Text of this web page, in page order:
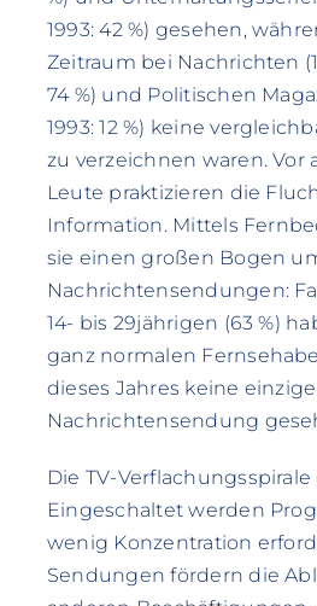
1993: 42 %) gesehen,
Zeitraum bei Nachrichten
74 %) und Politischen
1993: 12 %) keine
zu verzeichnen waren. Vor
Leute praktizieren die
Information. Mittels
sie einen großen Bogen
Nachrichtensendungen:
14- bis 29jährigen (63 %)
ganz normalen
dieses Jahres keine einzige
Nachrichtensendung
Die TV-
Eingeschaltet werden
wenig Konzentration
Sendungen fördern die